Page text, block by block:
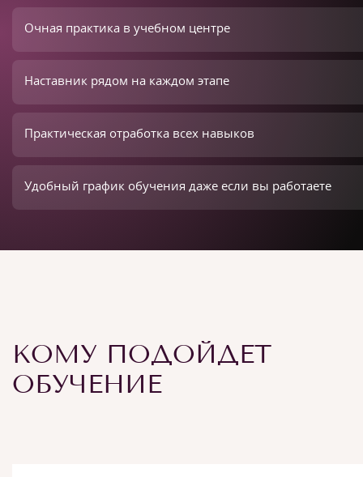
Очная практика в учебном центре
Наставник рядом на каждом этапе
Практическая отработка всех навыков
Удобный график обучения даже если вы работаете
КОМУ ПОДОЙДЕТ
ОБУЧЕНИЕ